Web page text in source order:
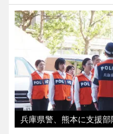
兵庫県警、熊本に支援部